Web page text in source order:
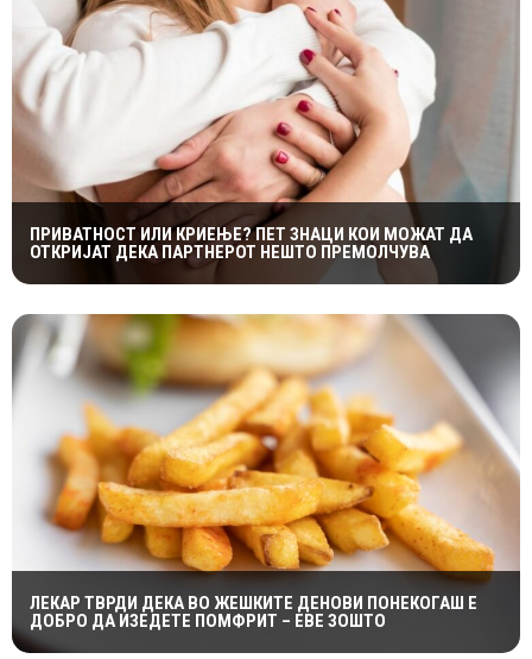
ПРИВАТНОСТ ИЛИ КРИЕЊЕ? ПЕТ ЗНАЦИ КОИ МОЖАТ ДА
ОТКРИЈАТ ДЕКА ПАРТНЕРОТ НЕШТО ПРЕМОЛЧУВА
ЛЕКАР ТВРДИ ДЕКА ВО ЖЕШКИТЕ ДЕНОВИ ПОНЕКОГАШ Е
ДОБРО ДА ИЗЕДЕТЕ ПОМФРИТ – ЕВЕ ЗОШТО